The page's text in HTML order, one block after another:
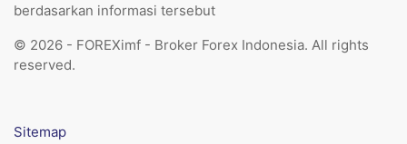
berdasarkan informasi tersebut
© 2026 - FOREXimf - Broker Forex Indonesia. All rights
reserved.
Sitemap